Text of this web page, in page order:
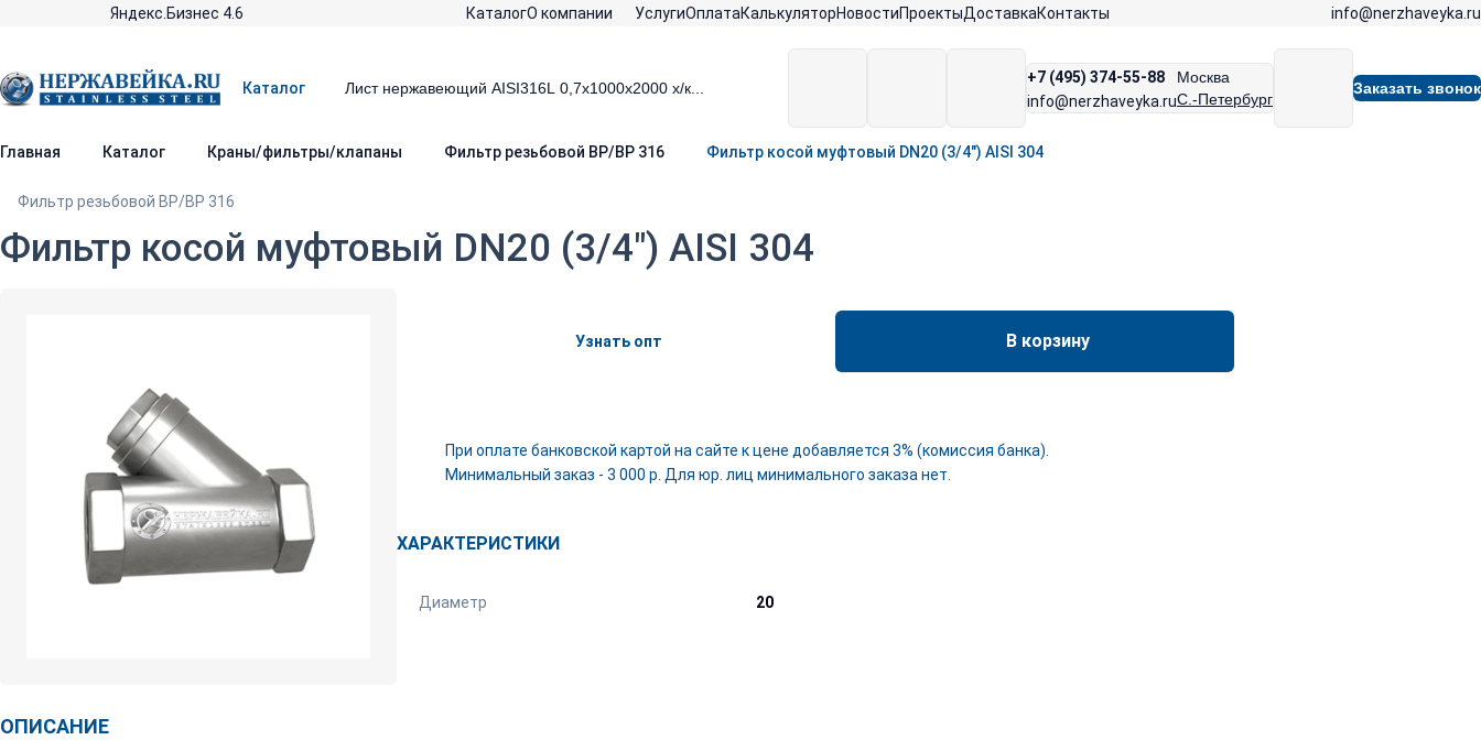
Яндекс.Бизнес 4.6 КаталогО компании УслугиОплатаКалькуляторНовостиПроектыДоставкаКонтакты info@nerzhaveyka.ru
Каталог
+7 (495) 374-55-88
info@nerzhaveyka.ru
Москва
С.-Петербург
Заказать звонок
Главная Каталог Краны/фильтры/клапаны Фильтр резьбовой ВР/ВР 316 Фильтр косой муфтовый DN20 (3/4") AISI 304
Фильтр резьбовой ВР/ВР 316
Фильтр косой муфтовый DN20 (3/4") AISI 304
Узнать опт В корзину
При оплате банковской картой на сайте к цене добавляется 3% (комиссия банка).
Минимальный заказ - 3 000 р. Для юр. лиц минимального заказа нет.
ХАРАКТЕРИСТИКИ
Диаметр 20
ОПИСАНИЕ